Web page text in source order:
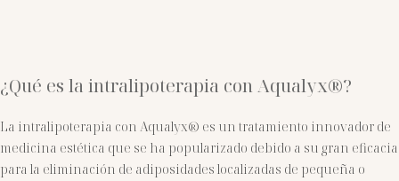
¿Qué es la intralipoterapia con Aqualyx®?
La intralipoterapia con Aqualyx® es un tratamiento innovador de
medicina estética que se ha popularizado debido a su gran eficacia
para la eliminación de adiposidades localizadas de pequeña o